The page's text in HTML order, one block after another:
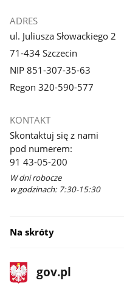
ADRES
ul. Juliusza Słowackiego 2
71-434 Szczecin
NIP 851-307-35-63
Regon 320-590-577
KONTAKT
Skontaktuj się z nami
pod numerem:
91 43-05-200
W dni robocze
w godzinach: 7:30-15:30
Na skróty
stopka
gov.pl
Strona
gov.pl